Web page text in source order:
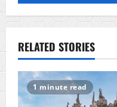
RELATED STORIES
1 minute read